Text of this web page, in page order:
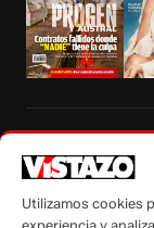
autorización escrita de
Utilizamos cookies